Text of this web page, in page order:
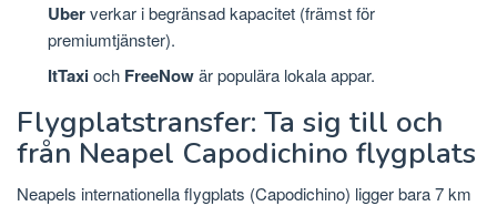
Uberverkar i begränsad kapacitet (främst för
premiumtjänster).
ItTaxioch FreeNowär populära lokala appar.
Flygplatstransfer: Ta sig till och
från Neapel Capodichino flygplats
Neapels internationella flygplats (Capodichino) ligger bara 7 km